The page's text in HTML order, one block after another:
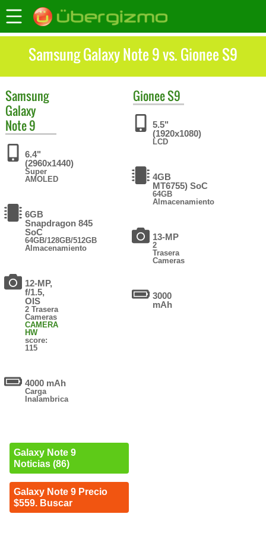
Samsung Galaxy Note 9 vs. Gionee S9
Samsung
Galaxy
Note 9
6.4"
(2960x1440)
Super
AMOLED
6GB
Snapdragon 845
SoC
64GB/128GB/512GB
Almacenamiento
12-MP,
f/1.5,
OIS
2 Trasera
Cameras
CAMERA
HW
score:
115
4000 mAh
Carga
Inalambrica
Galaxy Note 9
Noticias (86)
Galaxy Note 9 Precio
$559. Buscar
GioneeS9
5.5"
(1920x1080)
LCD
4GB
MT6755) SoC
64GB
Almacenamiento
13-MP
2
Trasera
Cameras
3000
mAh